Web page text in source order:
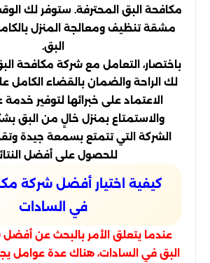
مكافحة البق المحترفة. ستوفر لك
مشقة تنظيف ومعالجة المنزل
البق.
باختصار، التعامل مع شركة مكافحة
لك الراحة والضمان بالقضاء الكامل
الاعتماد على خبرائها لتوفير خدمة
والاستمتاع بمنزل خالٍ من البق
الشركة التي تتمتع بسمعة جيدة
للحصول على أفضل
كيفية اختيار أفضل شركة
في السادات
عندما يتعلق الأمر بالبحث عن
البق في السادات، هناك عدة عوامل